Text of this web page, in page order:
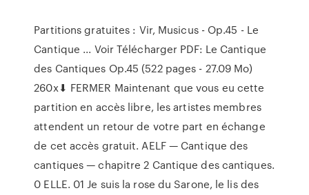
Partitions gratuites : Vir, Musicus - Op.45 - Le
Cantique ... Voir Télécharger PDF: Le Cantique
des Cantiques Op.45 (522 pages - 27.09 Mo)
260x⬇ FERMER Maintenant que vous eu cette
partition en accès libre, les artistes membres
attendent un retour de votre part en échange
de cet accès gratuit. AELF — Cantique des
cantiques — chapitre 2 Cantique des cantiques.
0 ELLE. 01 Je suis la rose du Sarone, le lis des